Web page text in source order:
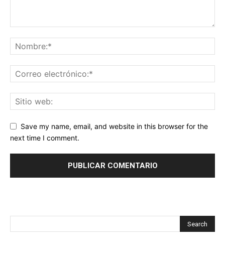
Save my name, email, and website in this browser for the
next time I comment.